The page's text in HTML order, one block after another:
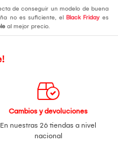
de conseguir un modelo de buena
no es suficiente, el Black Fridayes
al mejor precio.
Cambios y devoluciones
En nuestras 26 tiendas a nivel
nacional